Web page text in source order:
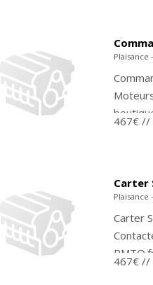
Plaisance
467€ //
Carter
Plaisance
Carter
467€ //